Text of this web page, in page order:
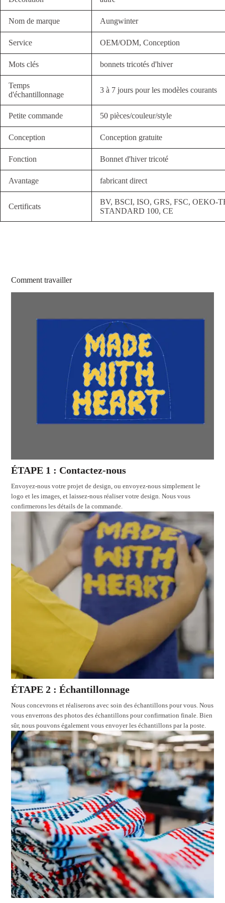
Nom de marque Aungwinter
Service OEM/ODM, Conception
Mots clés bonnets tricotés d'hiver
Temps
d'échantillonnage
3 à 7 jours pour les modèles courants
Petite commande 50 pièces/couleur/style
Conception Conception gratuite
Fonction Bonnet d'hiver tricoté
Avantage fabricant direct
Certificats
BV, BSCI, ISO, GRS, FSC, OEKO-
STANDARD 100, CE
Comment travailler
ÉTAPE 1 : Contactez-nous
Envoyez-nous votre projet de design, ou envoyez-nous simplement le
logo et les images, et laissez-nous réaliser votre design. Nous vous
confirmerons les détails de la commande.
ÉTAPE 2 : Échantillonnage
Nous concevrons et réaliserons avec soin des échantillons pour vous. Nous
vous enverrons des photos des échantillons pour confirmation finale. Bien
sûr, nous pouvons également vous envoyer les échantillons par la poste.